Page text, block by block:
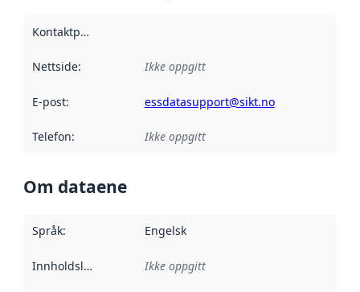
Kontaktpunkt
Nettside: Ikke oppgitt
E-post: essdatasupport@sikt.no
Telefon: Ikke oppgitt
Om dataene
Språk: Engelsk
Innholdsleverandører :
Ikke oppgitt